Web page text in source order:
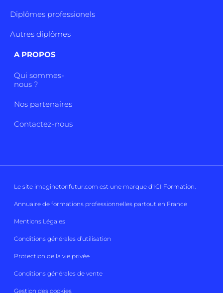
Diplômes professionels
Autres diplômes
A PROPOS
Qui sommes-
nous ?
Nos partenaires
Contactez-nous
Le site imaginetonfutur.com est une marque d'ICI Formation.
Annuaire de formations professionnelles partout en France
Mentions Légales
Conditions générales d’utilisation
Protection de la vie privée
Conditions générales de vente
Gestion des cookies